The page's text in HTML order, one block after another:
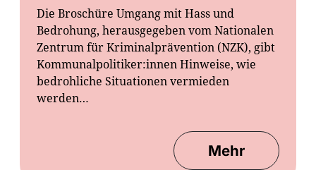
Die Broschüre Umgang mit Hass und
Bedrohung, herausgegeben vom Nationalen
Zentrum für Kriminalprävention (NZK), gibt
Kommunalpolitiker:innen Hinweise, wie
bedrohliche Situationen vermieden
werden…
Mehr